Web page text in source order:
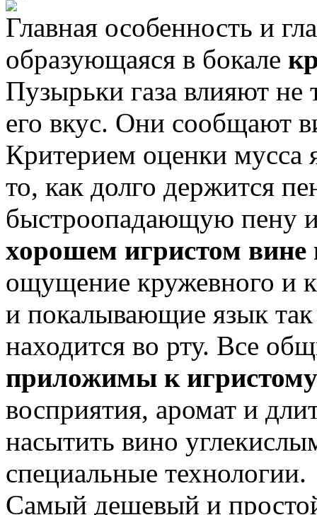
Главная особенность и
образующаяся в бокале
Пузырьки газа влияют не
его вкус. Они сообщают
Критерием оценки мусса
то, как долго держится
быстроопадающую пену
хорошем игристом
ощущение кружевного и
и покалывающие язык так
находится во рту. Все
приложимы к
восприятия, аромат и
насытить вино
специальные технологии.
Самый дешевый и